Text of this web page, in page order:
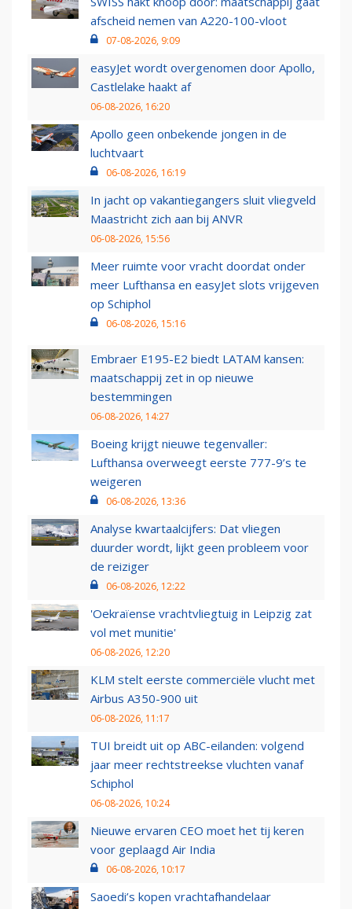
afscheid nemen van A220-100-vloot
07-08-2026, 9:09
easyJet wordt overgenomen door Apollo,
Castlelake haakt af
06-08-2026, 16:20
Apollo geen onbekende jongen in de
luchtvaart
06-08-2026, 16:19
In jacht op vakantiegangers sluit vliegveld
Maastricht zich aan bij ANVR
06-08-2026, 15:56
Meer ruimte voor vracht doordat onder
meer Lufthansa en easyJet slots vrijgeven
op Schiphol
06-08-2026, 15:16
Embraer E195-E2 biedt LATAM kansen:
maatschappij zet in op nieuwe
bestemmingen
06-08-2026, 14:27
Boeing krijgt nieuwe tegenvaller:
Lufthansa overweegt eerste 777-9’s te
weigeren
06-08-2026, 13:36
Analyse kwartaalcijfers: Dat vliegen
duurder wordt, lijkt geen probleem voor
de reiziger
06-08-2026, 12:22
'Oekraïense vrachtvliegtuig in Leipzig zat
vol met munitie'
06-08-2026, 12:20
KLM stelt eerste commerciële vlucht met
Airbus A350-900 uit
06-08-2026, 11:17
TUI breidt uit op ABC-eilanden: volgend
jaar meer rechtstreekse vluchten vanaf
Schiphol
06-08-2026, 10:24
Nieuwe ervaren CEO moet het tij keren
voor geplaagd Air India
06-08-2026, 10:17
Saoedi’s kopen vrachtafhandelaar